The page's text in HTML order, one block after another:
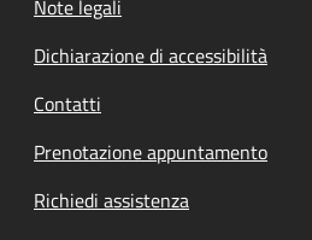
Note legali
Dichiarazione di accessibilità
Contatti
Prenotazione appuntamento
Richiedi assistenza